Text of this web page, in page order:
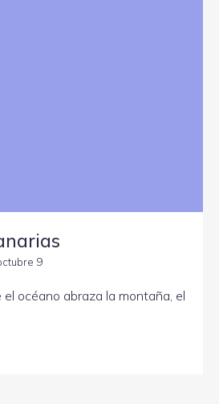
9
el océano abraza la montaña, el